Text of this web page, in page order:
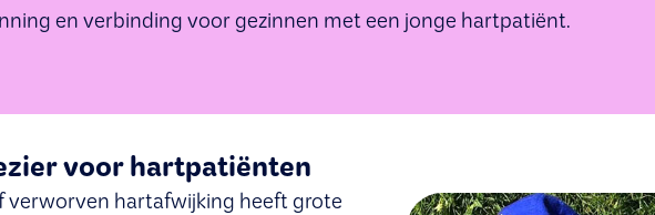
en verbinding voor gezinnen met een jonge hartpatiënt.
voor hartpatiënten
verworven hartafwijking heeft grote